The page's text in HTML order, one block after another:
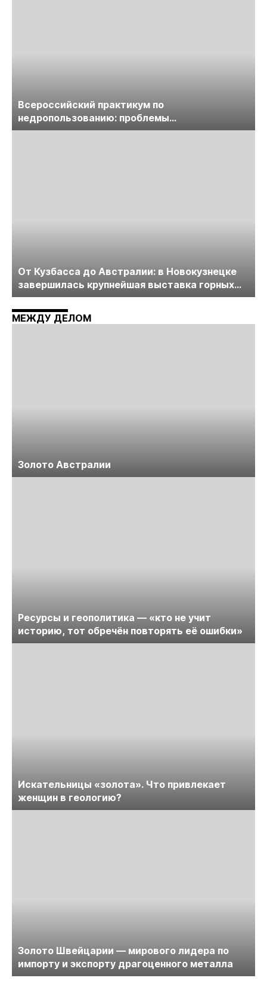
Всероссийский практикум по
недропользованию: проблемы
лицензирования, цифровизации, экспертизы
От Кузбасса до Австралии: в Новокузнецке
завершилась крупнейшая выставка горных
технологий «Недра России. Уголь России и
Майнинг»
МЕЖДУ ДЕЛОМ
Золото Австралии
Ресурсы и геополитика — «кто не учит
историю, тот обречён повторять её ошибки»
Искательницы «золота». Что привлекает
женщин в геологию?
Золото Швейцарии — мирового лидера по
импорту и экспорту драгоценного металла